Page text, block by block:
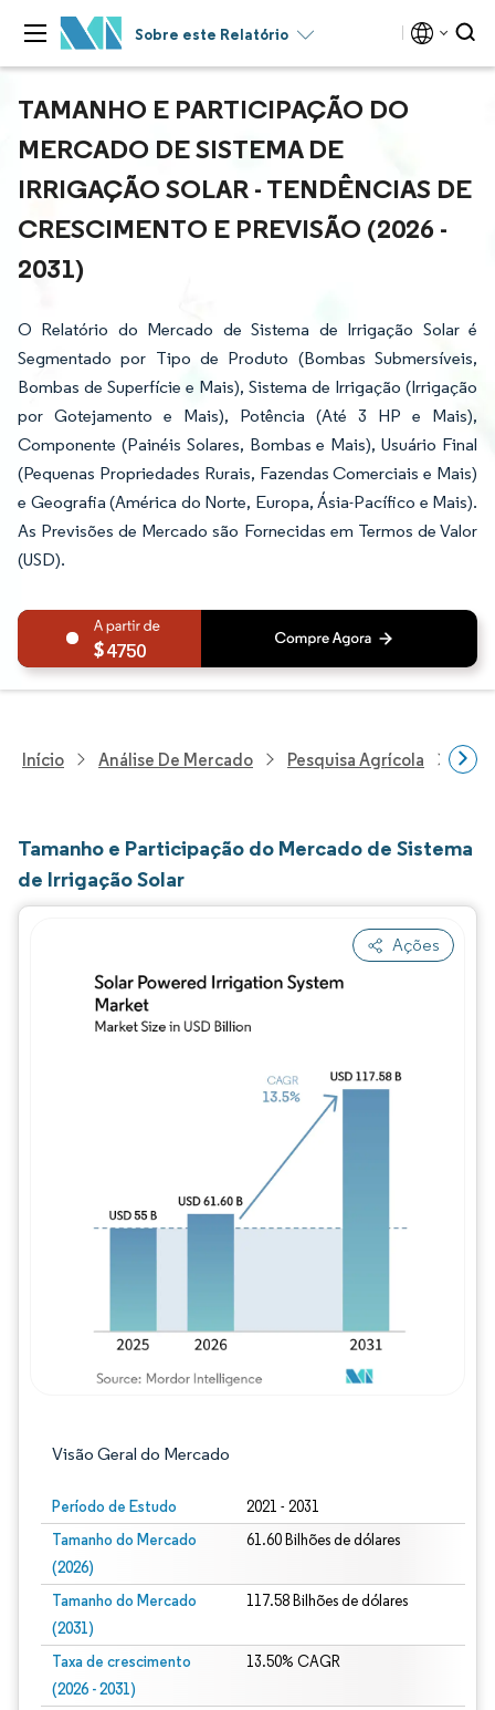
Sobre este Relatório
TAMANHO E PARTICIPAÇÃO DO
MERCADO DE SISTEMA DE
IRRIGAÇÃO SOLAR - TENDÊNCIAS DE
CRESCIMENTO E PREVISÃO (2026 -
2031)
O Relatório do Mercado de Sistema de Irrigação Solar é
Segmentado por Tipo de Produto (Bombas Submersíveis,
Bombas de Superfície e Mais), Sistema de Irrigação (Irrigação
por Gotejamento e Mais), Potência (Até 3 HP e Mais),
Componente (Painéis Solares, Bombas e Mais), Usuário Final
(Pequenas Propriedades Rurais, Fazendas Comerciais e Mais)
e Geografia (América do Norte, Europa, Ásia-Pacífico e Mais).
As Previsões de Mercado são Fornecidas em Termos de Valor
(USD).
4750
Início Análise De Mercado Pesquisa Agrícola
Tamanho e Participação do Mercado de Sistema
de Irrigação Solar
Ações
Visão Geral do Mercado
Período de Estudo 2021 - 2031
Tamanho do Mercado
(2026)
61.60 Bilhões de dólares
Tamanho do Mercado
(2031)
117.58 Bilhões de dólares
Taxa de crescimento
(2026 - 2031)
13.50% CAGR
Imagem © Mordor Intelligence. O reuso